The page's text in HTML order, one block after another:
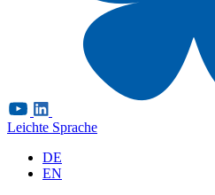
Leichte Sprache
DE
EN